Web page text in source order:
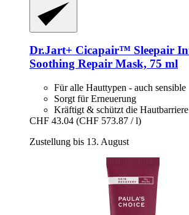
Dr.Jart+ Cicapair™ Sleepair
Soothing Repair Mask, 75 ml
Für alle Hauttypen - auch sensible
Sorgt für Erneuerung
Kräftigt & schützt die Hautbarriere
CHF 43.04 (CHF 573.87 / l)
Zustellung bis 13. August